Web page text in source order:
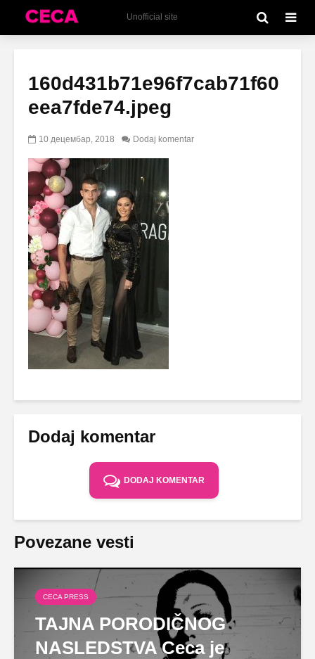
Unofficial site
160d431b71e96f7cab71f60
eea7fde74.jpeg
10 децембар, 2018 Dodaj komentar
Dodaj komentar
DODAJ KOMENTAR
Povezane vesti
CECA PRESS
TAJNA PORODIČNOG
NASLEDSTVA Ceca je